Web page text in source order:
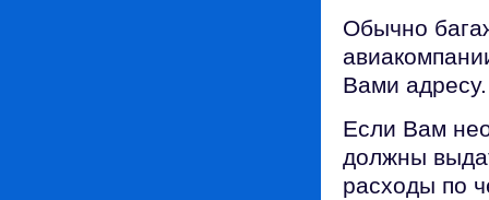
Обычно
Вами адресу.
Если Вам
должны
расходы по